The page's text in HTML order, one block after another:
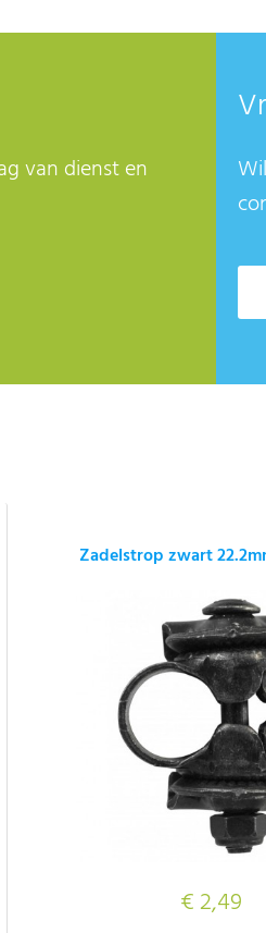
van dienst en
Zadelstrop zwart
€ 2,49